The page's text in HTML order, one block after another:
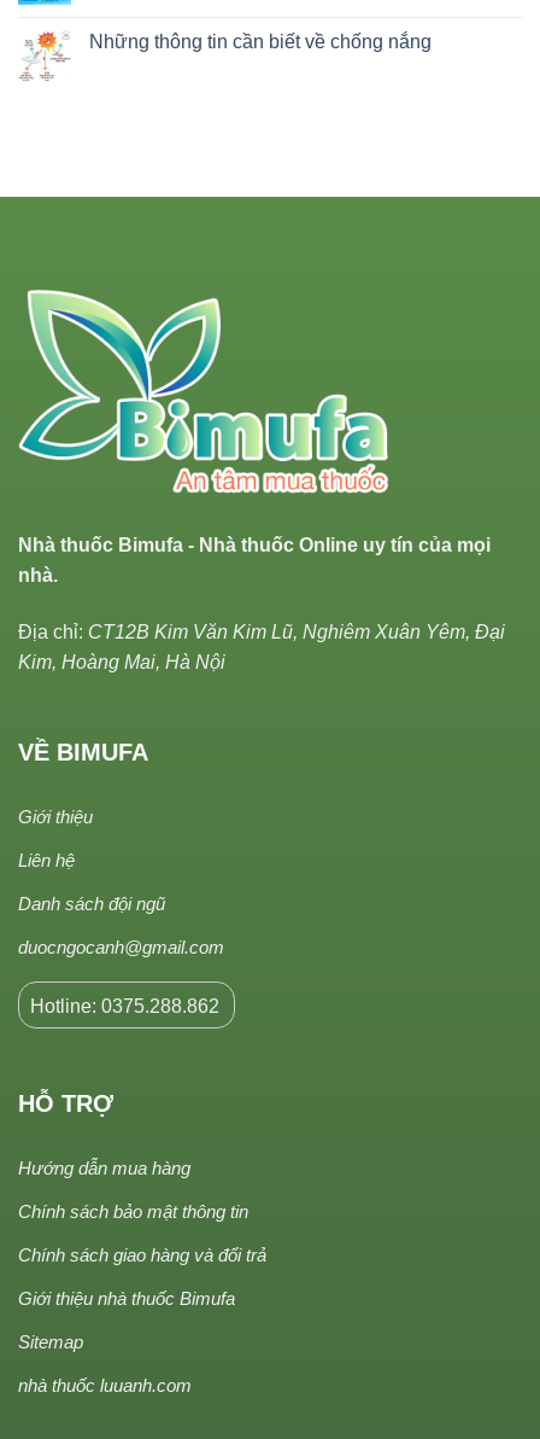
Những thông tin cần biết về chống nắng
Nhà thuốc Bimufa - Nhà thuốc Online uy tín của mọi
nhà.
Địa chỉ: CT12B Kim Văn Kim Lũ, Nghiêm Xuân Yêm, Đại
Kim, Hoàng Mai, Hà Nội
VỀ BIMUFA
Giới thiệu
Liên hệ
Danh sách đội ngũ
duocngocanh@gmail.com
Hotline: 0375.288.862
HỖ TRỢ
Hướng dẫn mua hàng
Chính sách bảo mật thông tin
Chính sách giao hàng và đổi trả
Giới thiệu nhà thuốc Bimufa
Sitemap
nhà thuốc luuanh.com